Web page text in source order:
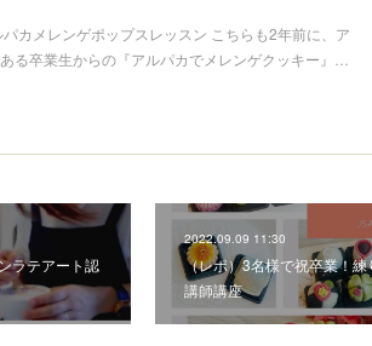
カメレンゲポップスレッスン こちらも2年前に、ア
る卒業生からの『アルパカでメレンゲクッキー』…
ラテアート認
2022.09.09 11:30
（レポ）3名様で祝卒業！
講師講座